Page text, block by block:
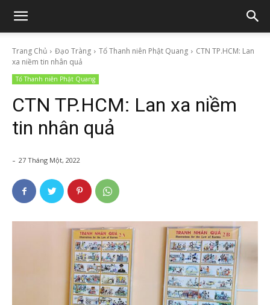
Trang Chủ Đạo Tràng Tổ Thanh niên Phật Quang
CTN TP.HCM: Lan
xa niềm tin nhân quả
Tổ Thanh niên Phật Quang
CTN TP.HCM: Lan xa niềm
tin nhân quả
- 27 Tháng Một, 2022